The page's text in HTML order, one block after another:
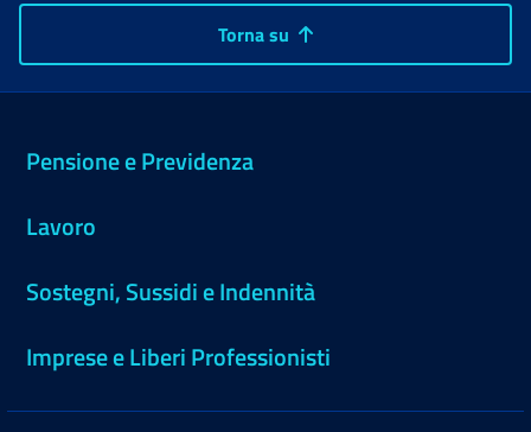
Torna su
Pensione e Previdenza
Lavoro
Sostegni, Sussidi e Indennità
Imprese e Liberi Professionisti